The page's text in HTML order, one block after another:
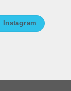
Instagram